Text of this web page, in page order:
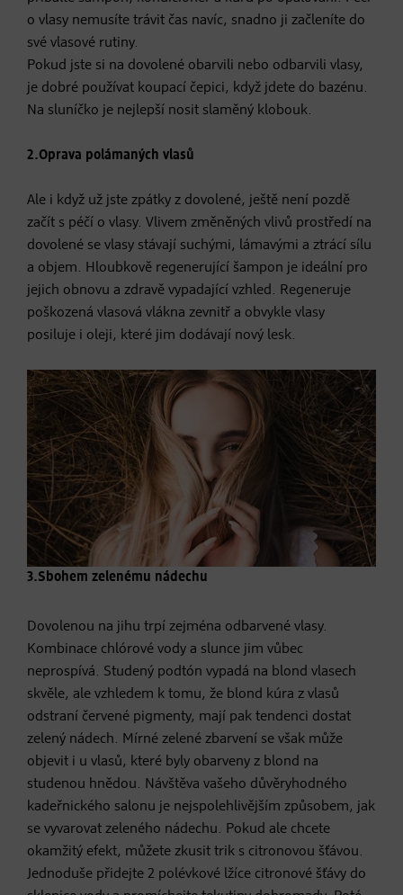
o vlasy nemusíte trávit čas navíc, snadno ji začleníte do
své vlasové rutiny.
Pokud jste si na dovolené obarvili nebo odbarvili vlasy,
je dobré používat koupací čepici, když jdete do bazénu.
Na sluníčko je nejlepší nosit slaměný klobouk.
2.Oprava polámaných vlasů
Ale i když už jste zpátky z dovolené, ještě není pozdě
začít s péčí o vlasy. Vlivem změněných vlivů prostředí na
dovolené se vlasy stávají suchými, lámavými a ztrácí sílu
a objem. Hloubkově regenerující šampon je ideální pro
jejich obnovu a zdravě vypadající vzhled. Regeneruje
poškozená vlasová vlákna zevnitř a obvykle vlasy
posiluje i oleji, které jim dodávají nový lesk.
3.Sbohem zelenému nádechu
Dovolenou na jihu trpí zejména odbarvené vlasy.
Kombinace chlórové vody a slunce jim vůbec
neprospívá. Studený podtón vypadá na blond vlasech
skvěle, ale vzhledem k tomu, že blond kúra z vlasů
odstraní červené pigmenty, mají pak tendenci dostat
zelený nádech. Mírné zelené zbarvení se však může
objevit i u vlasů, které byly obarveny z blond na
studenou hnědou. Návštěva vašeho důvěryhodného
kadeřnického salonu je nejspolehlivějším způsobem, jak
se vyvarovat zeleného nádechu. Pokud ale chcete
okamžitý efekt, můžete zkusit trik s citronovou šťávou.
Jednoduše přidejte 2 polévkové lžíce citronové šťávy do